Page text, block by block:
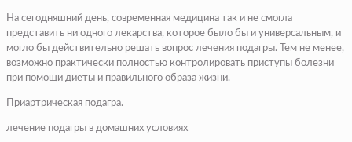
​На сегодняшний день, современная медицина так и не смогла
представить ни одного лекарства, которое было бы и универсальным, и
могло бы действительно решать вопрос лечения подагры. Тем не менее,
возможно практически полностью контролировать приступы болезни
при помощи диеты и правильного образа жизни.​
​Приартрическая подагра.​
​лечение подагры в домашних условиях​